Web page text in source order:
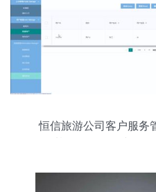
恒信旅游公司客户服务